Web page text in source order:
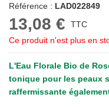
Référence : LAD022849
13,08 €
TTC
Ce produit n'est plus en
L'Eau Florale Bio de
tonique pour les peaux
raffermissante